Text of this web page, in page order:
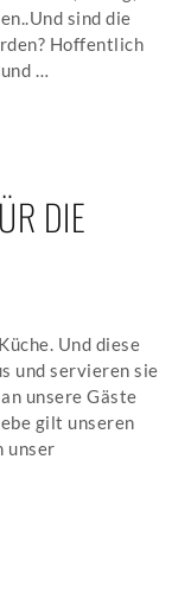
sind die
Hoffentlich
…
DIE
Und diese
und servieren sie
unsere Gäste
gilt unseren
unser